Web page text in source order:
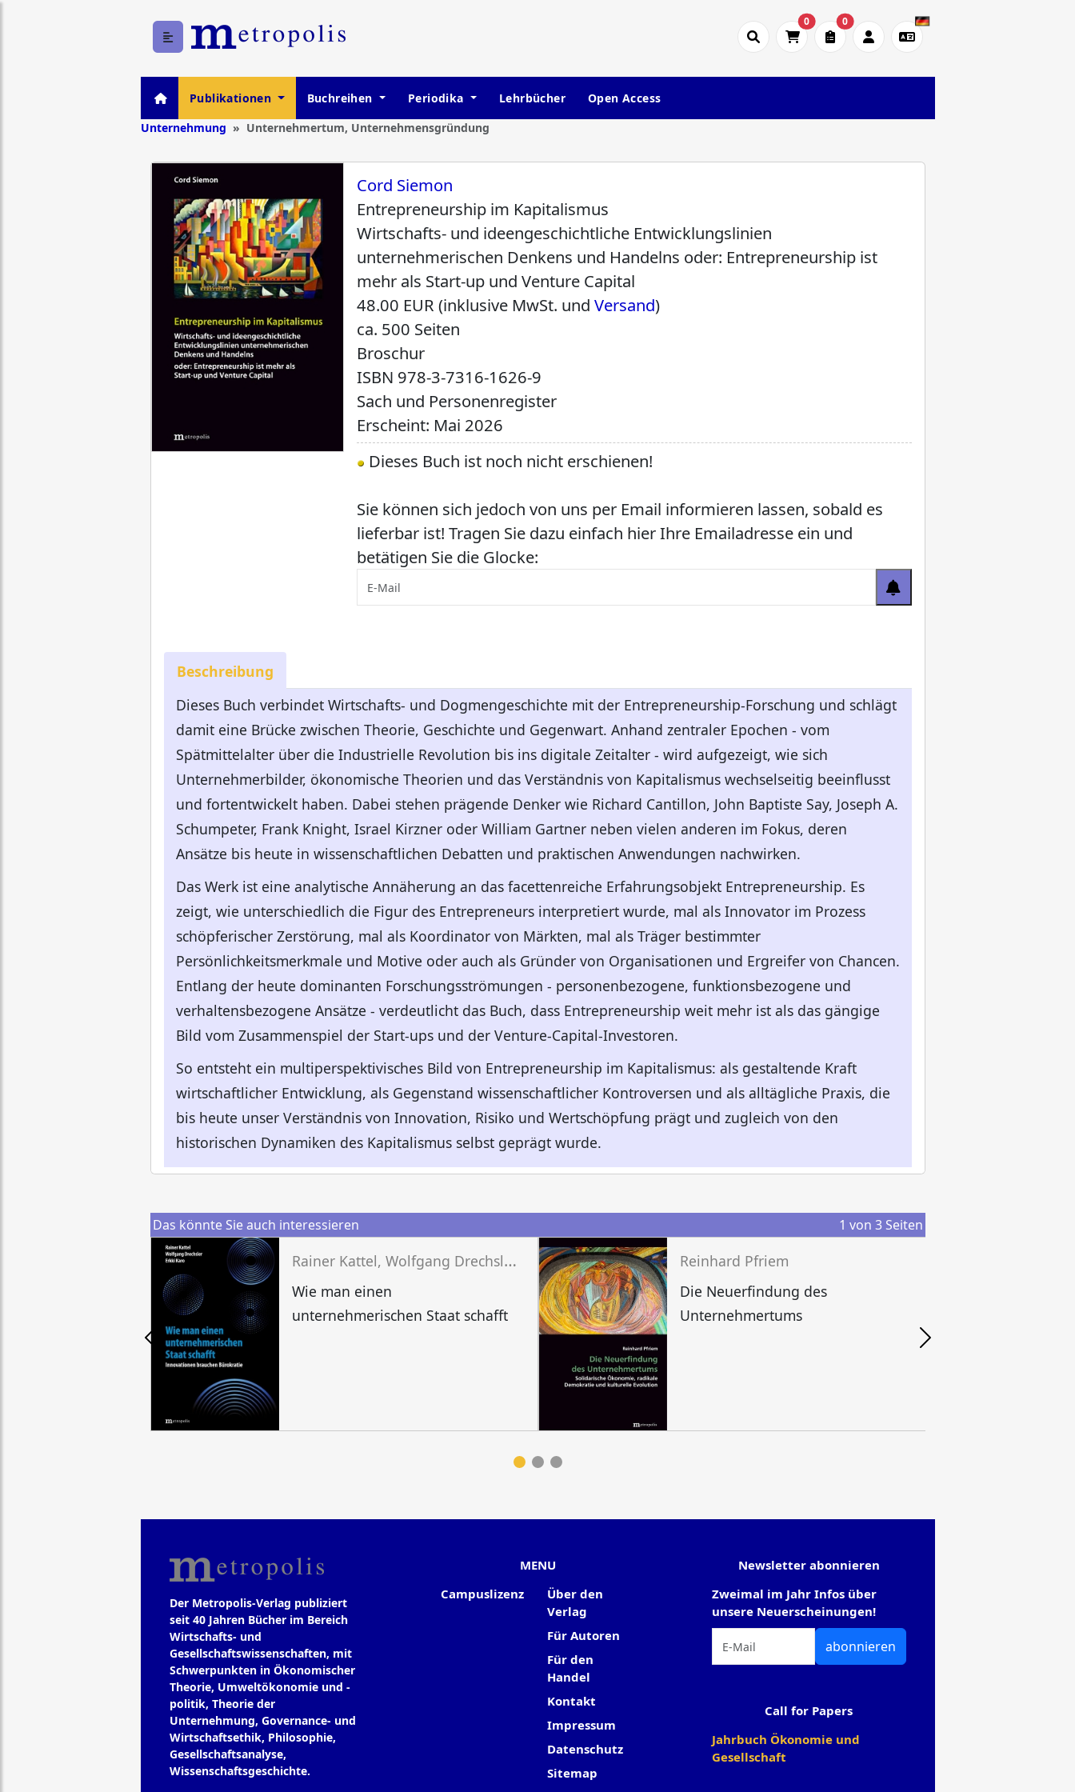
0 0
Publikationen Buchreihen Periodika Lehrbücher
Open Access
Unternehmung
Unternehmertum, Unternehmensgründung
Cord Siemon
Entrepreneurship im Kapitalismus
Wirtschafts- und ideengeschichtliche Entwicklungslinien
unternehmerischen Denkens und Handelns oder: Entrepreneurship ist
mehr als Start-up und Venture Capital
48.00 EUR (inklusive MwSt. undVersand)
ca. 500 Seiten
Broschur
ISBN 978-3-7316-1626-9
Sach und Personenregister
Erscheint: Mai 2026
Dieses Buch ist noch nicht erschienen!
Sie können sich jedoch von uns per Email informieren lassen, sobald es
lieferbar ist! Tragen Sie dazu einfach hier Ihre Emailadresse ein und
betätigen Sie die Glocke:
Beschreibung
Dieses Buch verbindet Wirtschafts- und Dogmengeschichte mit der Entrepreneurship-Forschung und schlägt
damit eine Brücke zwischen Theorie, Geschichte und Gegenwart. Anhand zentraler Epochen - vom
Spätmittelalter über die Industrielle Revolution bis ins digitale Zeitalter - wird aufgezeigt, wie sich
Unternehmerbilder, ökonomische Theorien und das Verständnis von Kapitalismus wechselseitig beeinflusst
und fortentwickelt haben. Dabei stehen prägende Denker wie Richard Cantillon, John Baptiste Say, Joseph A.
Schumpeter, Frank Knight, Israel Kirzner oder William Gartner neben vielen anderen im Fokus, deren
Ansätze bis heute in wissenschaftlichen Debatten und praktischen Anwendungen nachwirken.
Das Werk ist eine analytische Annäherung an das facettenreiche Erfahrungsobjekt Entrepreneurship. Es
zeigt, wie unterschiedlich die Figur des Entrepreneurs interpretiert wurde, mal als Innovator im Prozess
schöpferischer Zerstörung, mal als Koordinator von Märkten, mal als Träger bestimmter
Persönlichkeitsmerkmale und Motive oder auch als Gründer von Organisationen und Ergreifer von Chancen.
Entlang der heute dominanten Forschungsströmungen - personenbezogene, funktionsbezogene und
verhaltensbezogene Ansätze - verdeutlicht das Buch, dass Entrepreneurship weit mehr ist als das gängige
Bild vom Zusammenspiel der Start-ups und der Venture-Capital-Investoren.
So entsteht ein multiperspektivisches Bild von Entrepreneurship im Kapitalismus: als gestaltende Kraft
wirtschaftlicher Entwicklung, als Gegenstand wissenschaftlicher Kontroversen und als alltägliche Praxis, die
bis heute unser Verständnis von Innovation, Risiko und Wertschöpfung prägt und zugleich von den
historischen Dynamiken des Kapitalismus selbst geprägt wurde.
Das könnte Sie auch interessieren 1 von 3Seiten
R
ainer Kattel, Wolfgang Drechsler, Erkki Karo
Wie man einen
unternehmerischen Staat schafft
Reinhard Pfriem
Die Neuerfindung des
Unternehmertums
Der Metropolis-Verlag publiziert
seit 40 Jahren Bücher im Bereich
Wirtschafts- und
Gesellschaftswissenschaften, mit
Schwerpunkten in Ökonomischer
Theorie, Umweltökonomie und -
politik, Theorie der
Unternehmung, Governance- und
Wirtschaftsethik, Philosophie,
Gesellschaftsanalyse,
Wissenschaftsgeschichte.
MENU
Campuslizenz
Über den
Verlag
Für Autoren
Für den
Handel
Kontakt
Impressum
Datenschutz
Sitemap
Newsletter abonnieren
Zweimal im Jahr Infos über
unsere Neuerscheinungen!
abonnieren
Call for Papers
Jahrbuch Ökonomie und
Gesellschaft